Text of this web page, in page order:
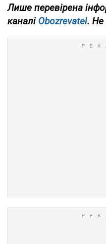
Лише перевірена
каналі Obozrevatel. Не